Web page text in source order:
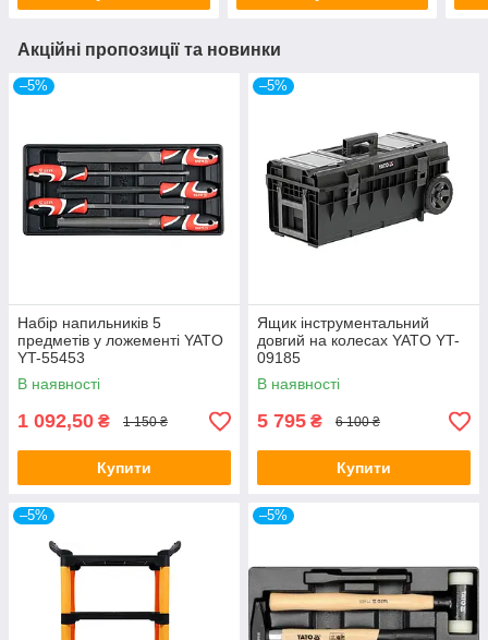
Акційні пропозиції та новинки
–5%
Набір напильників 5
предметів у ложементі YATO
YT-55453
В наявності
1 092,50 ₴ 1 150 ₴
Купити
–5%
Ящик інструментальний
довгий на колесах YATO YT-
09185
В наявності
5 795 ₴ 6 100 ₴
Купити
–5% –5%